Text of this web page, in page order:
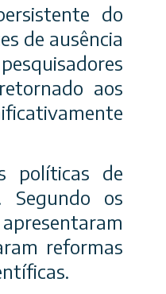
do
de ausência
aos
políticas de
Segundo os
reformas